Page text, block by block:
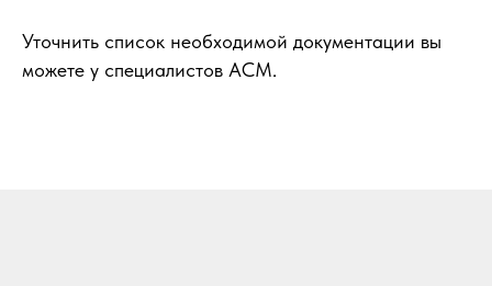
Уточнить список необходимой документации вы
можете у специалистов АСМ.